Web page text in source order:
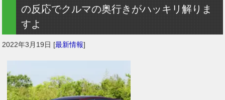
の反応でクルマの奥行きがハッキリ解りま
すよ
2022年3月19日 [最新情報]